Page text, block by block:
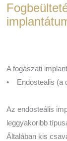
A fogászati
• Endostealis (a
Az endosteális
leggyakoribb
Általában kis